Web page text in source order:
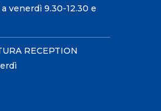
venerdì 9.30-12.30 e
RECEPTION